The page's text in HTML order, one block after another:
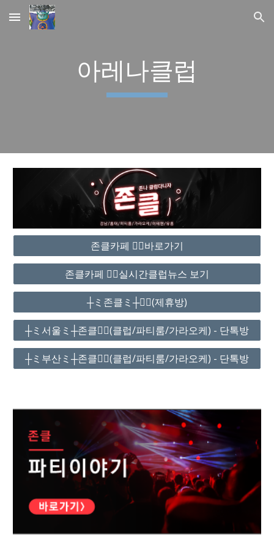
Skip to main content Skip to navigation
아레나클럽
존클카페 ❤️‍🔥바로가기
존클카페 ❤️‍🔥실시간클럽뉴스 보기
┼ミ존클ミ┼❤️‍🔥(제휴방)
┼ミ서울ミ┼존클❤️‍🔥(클럽/파티룸/가라오케) - 단톡방
┼ミ부산ミ┼존클❤️‍🔥(클럽/파티룸/가라오케) - 단톡방